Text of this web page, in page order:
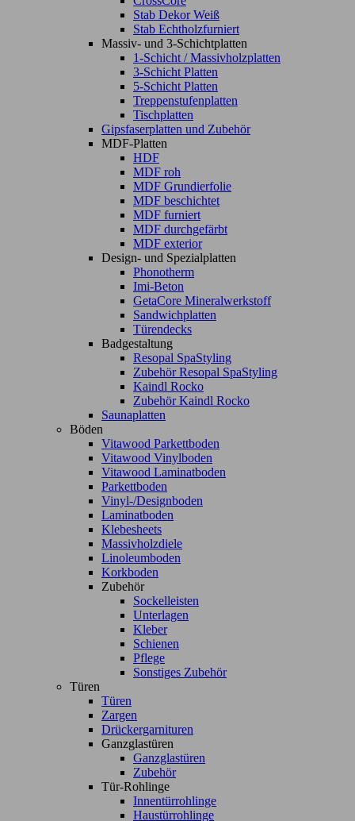
Stab Dekor Weiß
Stab Echtholzfurniert
Massiv- und 3-Schichtplatten
1-Schicht / Massivholzplatten
3-Schicht Platten
5-Schicht Platten
Treppenstufenplatten
Tischplatten
Gipsfaserplatten und Zubehör
MDF-Platten
HDF
MDF roh
MDF Grundierfolie
MDF beschichtet
MDF furniert
MDF durchgefärbt
MDF exterior
Design- und Spezialplatten
Phonotherm
Imi-Beton
GetaCore Mineralwerkstoff
Sandwichplatten
Türendecks
Badgestaltung
Resopal SpaStyling
Zubehör Resopal SpaStyling
Kaindl Rocko
Zubehör Kaindl Rocko
Saunaplatten
Böden
Vitawood Parkettboden
Vitawood Vinylboden
Vitawood Laminatboden
Parkettboden
Vinyl-/Designboden
Laminatboden
Klebesheets
Massivholzdiele
Linoleumboden
Korkboden
Zubehör
Sockelleisten
Unterlagen
Kleber
Schienen
Pflege
Sonstiges Zubehör
Türen
Türen
Zargen
Drückergarnituren
Ganzglastüren
Ganzglastüren
Zubehör
Tür-Rohlinge
Innentürrohlinge
Haustürrohlinge